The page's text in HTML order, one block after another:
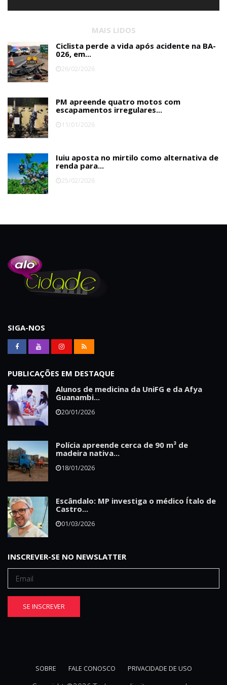
MAIS LIDOS
Ciclista perde a vida após acidente na BA-
026, em...
26/02/2026
PM apreende quatro motos com
escapamentos irregulares...
11/01/2026
Iuiu aposta no mirtilo como alternativa de
renda para...
25/02/2026
SIGA-NOS
PUBLICAÇÕES EM DESTAQUE
Alunos de medicina da UniFG e da Afya
Guanambi...
20/01/2026
Polícia apreende cerca de 90 m³ de
madeira nativa...
18/01/2026
Escândalo: MP investiga o médico Ítalo de
Castro...
01/03/2026
INSCREVER-SE NO NEWSLATTER
SE INSCREVER
SOBRE FALE CONOSCO PRIVACIDADE DE USO